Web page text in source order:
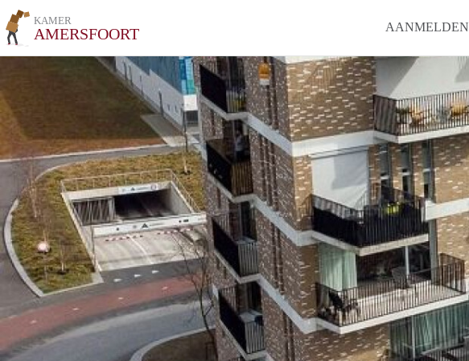
KAMER
AMERSFOORT AANMELDEN